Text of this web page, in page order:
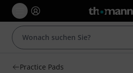
Practice Pads